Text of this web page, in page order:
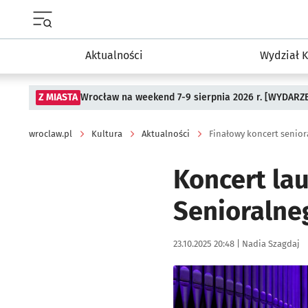
Aktualności Wydział
Z MIASTA Wrocław na weekend 7-9 sierpnia 2026 r.
wroclaw.pl Kultura Aktualności Finałowy koncert
Koncert
Data publikacji:
23.10.2025 20:48 | Autor:
Nadia Szagdaj
Kliknij, aby zobaczyć galerię